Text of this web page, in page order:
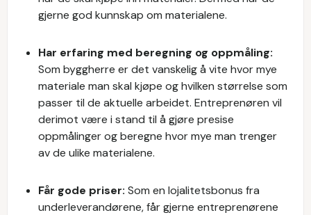
gjerne god kunnskap om materialene.
Har erfaring med beregning og oppmåling:
Som byggherre er det vanskelig å vite hvor mye
materiale man skal kjøpe og hvilken størrelse som
passer til de aktuelle arbeidet. Entreprenøren vil
derimot være i stand til å gjøre presise
oppmålinger og beregne hvor mye man trenger
av de ulike materialene.
Får gode priser: Som en lojalitetsbonus fra
underleverandørene, får gjerne entreprenørene